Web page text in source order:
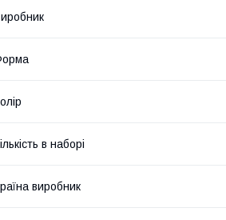
в наборі
виробник